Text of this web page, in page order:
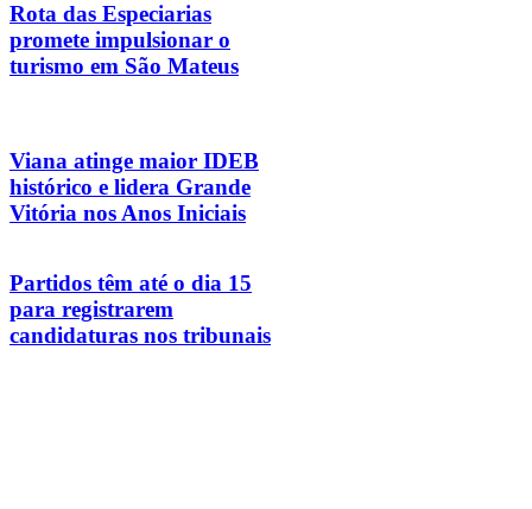
Rota das Especiarias
promete impulsionar o
turismo em São Mateus
Viana atinge maior IDEB
histórico e lidera Grande
Vitória nos Anos Iniciais
Partidos têm até o dia 15
para registrarem
candidaturas nos tribunais